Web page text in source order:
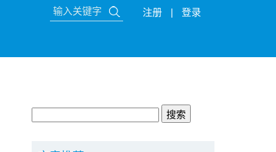
注册 登录